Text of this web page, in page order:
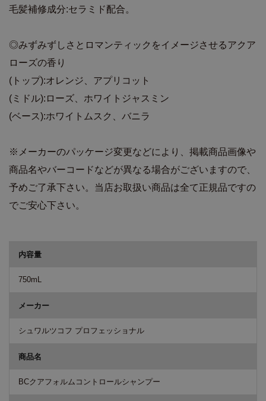
毛髪補修成分:セラミド配合。
◎みずみずしさとロマンティックをイメージさせるアクア
ローズの香り
(トップ):オレンジ、アプリコット
(ミドル):ローズ、ホワイトジャスミン
(ベース):ホワイトムスク、バニラ
※メーカーのパッケージ変更などにより、掲載商品画像や
商品名やバーコードなどが異なる場合がございますので、
予めご了承下さい。当店お取扱い商品は全て正規品ですの
でご安心下さい。
内容量
750mL
メーカー
シュワルツコフ プロフェッショナル
商品名
BCクアフォルムコントロールシャンプー